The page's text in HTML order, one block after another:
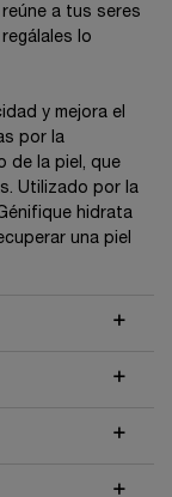
a tus seres
lo
y mejora el
por la
de la piel, que
Utilizado por la
hidrata
una piel